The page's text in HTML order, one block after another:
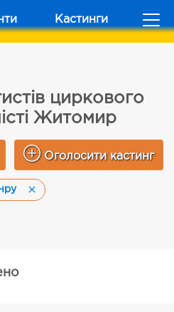
Кастинги
циркового
Житомир
Оголосити кастинг